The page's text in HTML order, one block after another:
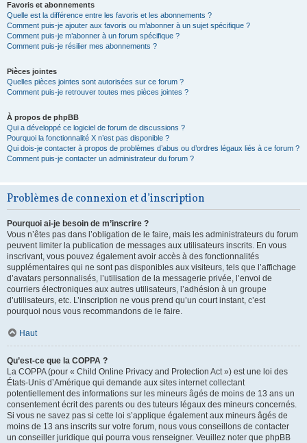
Favoris et abonnements
Quelle est la différence entre les favoris et les abonnements ?
Comment puis-je ajouter aux favoris ou m’abonner à un sujet spécifique ?
Comment puis-je m’abonner à un forum spécifique ?
Comment puis-je résilier mes abonnements ?
Pièces jointes
Quelles pièces jointes sont autorisées sur ce forum ?
Comment puis-je retrouver toutes mes pièces jointes ?
À propos de phpBB
Qui a développé ce logiciel de forum de discussions ?
Pourquoi la fonctionnalité X n’est pas disponible ?
Qui dois-je contacter à propos de problèmes d’abus ou d’ordres légaux liés à ce forum ?
Comment puis-je contacter un administrateur du forum ?
Problèmes de connexion et d’inscription
Pourquoi ai-je besoin de m’inscrire ?
Vous n’êtes pas dans l’obligation de le faire, mais les administrateurs du forum
peuvent limiter la publication de messages aux utilisateurs inscrits. En vous
inscrivant, vous pouvez également avoir accès à des fonctionnalités
supplémentaires qui ne sont pas disponibles aux visiteurs, tels que l’affichage
d’avatars personnalisés, l’utilisation de la messagerie privée, l’envoi de
courriers électroniques aux autres utilisateurs, l’adhésion à un groupe
d’utilisateurs, etc. L’inscription ne vous prend qu’un court instant, c’est
pourquoi nous vous recommandons de le faire.
Haut
Qu’est-ce que la COPPA ?
La COPPA (pour « Child Online Privacy and Protection Act ») est une loi des
États-Unis d’Amérique qui demande aux sites internet collectant
potentiellement des informations sur les mineurs âgés de moins de 13 ans un
consentement écrit des parents ou des tuteurs légaux des mineurs concernés.
Si vous ne savez pas si cette loi s’applique également aux mineurs âgés de
moins de 13 ans inscrits sur votre forum, nous vous conseillons de contacter
un conseiller juridique qui pourra vous renseigner. Veuillez noter que phpBB